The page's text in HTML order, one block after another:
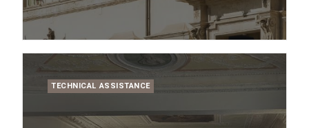
TECHNICAL ASSISTANCE